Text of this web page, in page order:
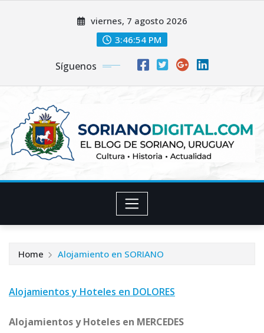
viernes, 7 agosto 2026
3:46:55 PM
Síguenos
Home Alojamiento en SORIANO
Alojamientos y Hoteles en DOLORES
Alojamientos y Hoteles en MERCEDES